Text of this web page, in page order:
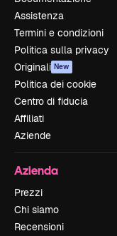
Assistenza
Termini e condizioni
Politica sulla privacy
Originali New
Politica dei cookie
Centro di fiducia
Affiliati
Aziende
Azienda
Prezzi
Chi siamo
Recensioni